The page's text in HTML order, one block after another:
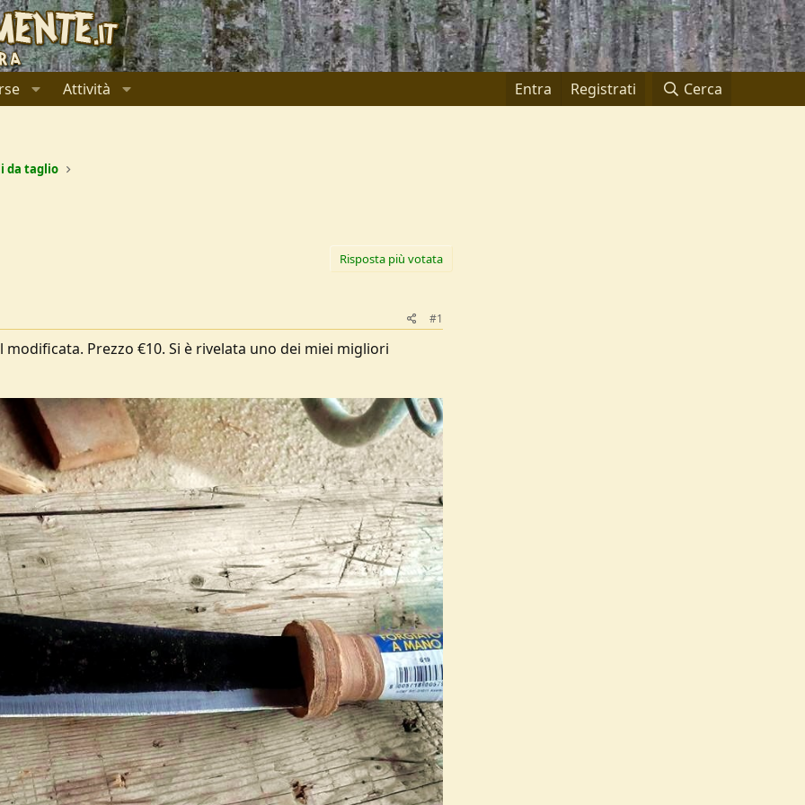
Attività Entra Registrati Cerca
da taglio
Risposta più votata
#1
modificata. Prezzo €10. Si è rivelata uno dei miei migliori